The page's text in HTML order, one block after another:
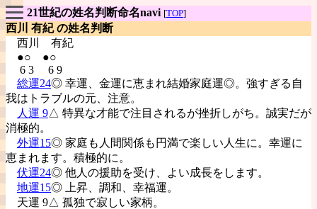
21世紀の姓名判断命名navi [TOP]
西川 有紀 の姓名判断
西川 有紀
●○ ●○
6 3 6 9
総運24◎ 幸運、金運に恵まれ結婚家庭運◎。強すぎる自
我はトラブルの元、注意。
人運 9△ 特異な才能で注目されるが挫折しがち。誠実だが
消極的。
外運15◎ 家庭も人間関係も円満で楽しい人生に。幸運に
恵まれます。積極的に。
伏運24◎ 他人の援助を受け、よい成長をします。
地運15◎ 上昇、調和、幸福運。
天運 9△ 孤独で寂しい家柄。